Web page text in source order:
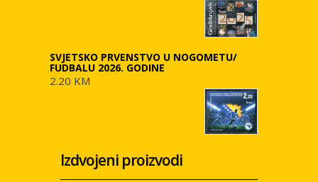
SVJETSKO PRVENSTVO U NOGOMETU/
FUDBALU 2026. GODINE
2.20 KM
Izdvojeni proizvodi